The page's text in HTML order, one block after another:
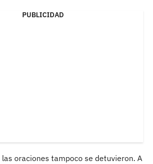
PUBLICIDAD
oraciones tampoco se detuvieron. A